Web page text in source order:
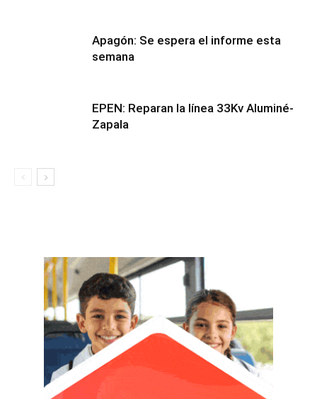
Apagón: Se espera el informe esta
semana
EPEN: Reparan la línea 33Kv Aluminé-
Zapala